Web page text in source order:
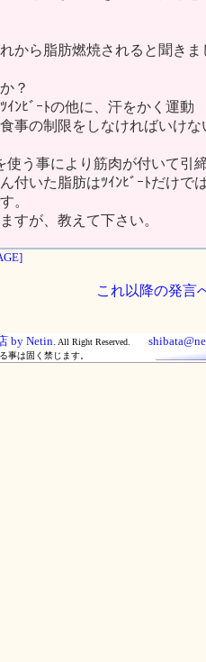
から脂肪燃焼されると聞き
？
ｲﾝﾋﾞｰﾄの他に、汗をかく運動
事の制限をしなければいけな
使う事により筋肉が付いて引
付いた脂肪はﾂｲﾝﾋﾞｰﾄだけで
。
すが、教えて下さい。
これ以降の発言
by Netin. All Right Reserved.
事は固く禁じます。